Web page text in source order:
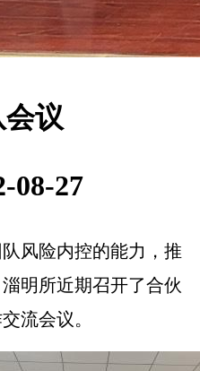
议
08-27
队风险内控的能力，推
明所近期召开了合伙
流会议。